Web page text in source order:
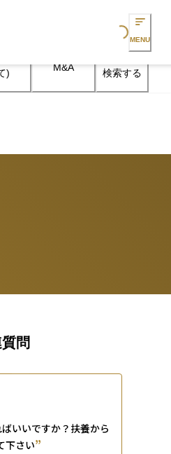
Loading... MENU
)
M&A 検索する
問
いいですか？扶養から
下さい”